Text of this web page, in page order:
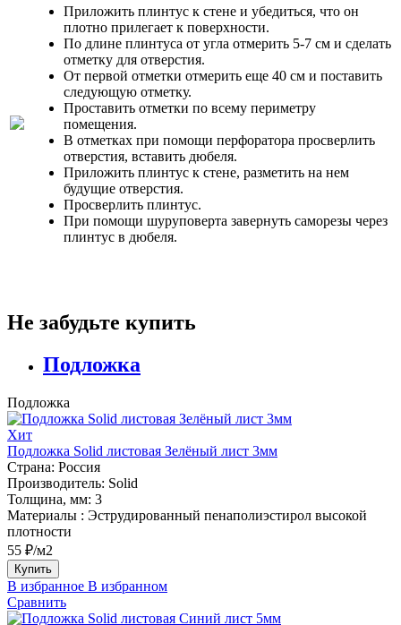
Приложить плинтус к стене и убедиться, что он
плотно прилегает к поверхности.
По длине плинтуса от угла отмерить 5-7 см и сделать
отметку для отверстия.
От первой отметки отмерить еще 40 см и поставить
следующую отметку.
Проставить отметки по всему периметру
помещения.
В отметках при помощи перфоратора просверлить
отверстия, вставить дюбеля.
Приложить плинтус к стене, разметить на нем
будущие отверстия.
Просверлить плинтус.
При помощи шуруповерта завернуть саморезы через
плинтус в дюбеля.
Не забудьте купить
Подложка
Подложка
Хит
Подложка Solid листовая Зелёный лист 3мм
Страна: Россия
Производитель: Solid
Толщина, мм: 3
Материалы : Эструдированный пенаполиэстирол высокой
плотности
55 ₽/м2
Купить
В избранное В избранном
Сравнить